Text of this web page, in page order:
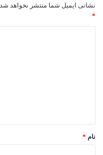
نشانی ایمیل شما منتشر نخواهد شد.
*
*
نام *